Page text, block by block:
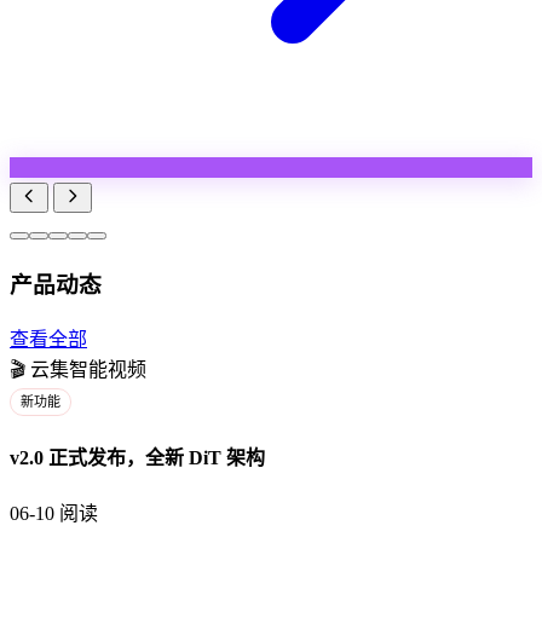
产品动态
查看全部
🎬 云集智能视频
新功能
v2.0 正式发布，全新 DiT 架构
06-10 阅读